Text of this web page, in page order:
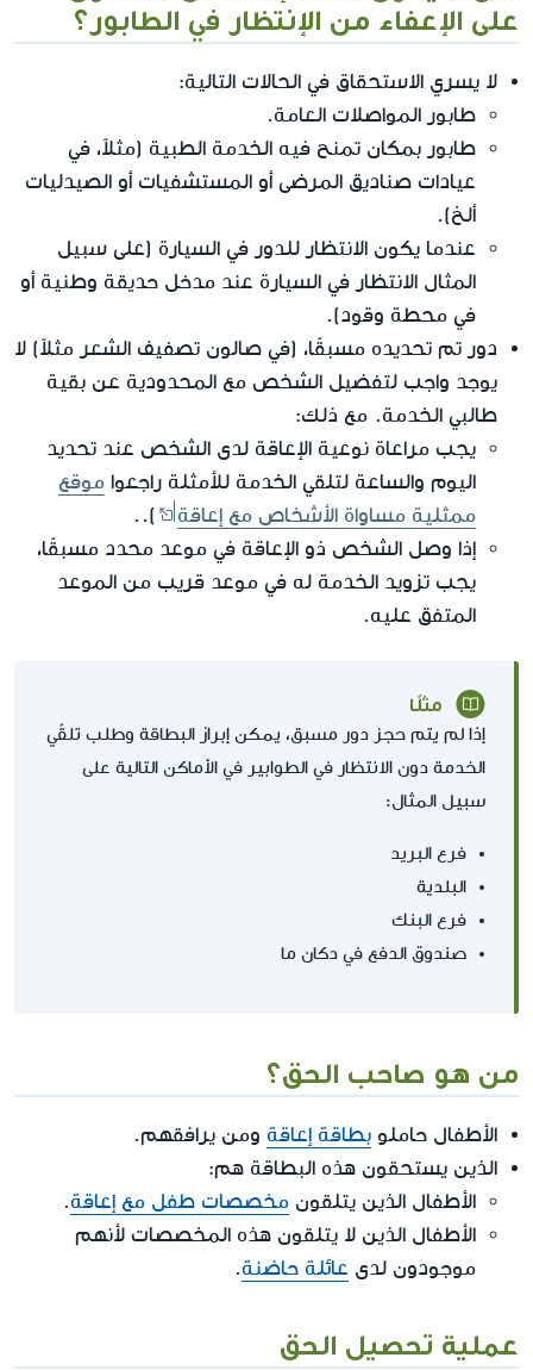
على الإعفاء من الإنتظار في الطابور؟
لا يسري الاستحقاق في الحالات التالية:
طابور المواصلات العامة.
طابور بمكان تمنح فيه الخدمة الطبية (مثلاً، في
عيادات صناديق المرضى أو المستشفيات أو الصيدليات
ألخ).
عندما يكون الانتظار للدور في السيارة (على سبيل
المثال الانتظار في السيارة عند مدخل حديقة وطنية أو
في محطة وقود).
دور تم تحديده مسبقًا، (في صالون تصفيف الشعر مثلاً) لا
يوجد واجب لتفضيل الشخص مع المحدودية عن بقية
طالبي الخدمة. مع ذلك:
يجب مراعاة نوعية الإعاقة لدى الشخص عند تحديد
اليوم والساعة لتلقي الخدمة للأمثلة راجعوا موقع
ممثلية مساواة الأشخاص مع إعاقة
)..
إذا وصل الشخص ذو الإعاقة في موعد محدد مسبقًا،
يجب تزويد الخدمة له في موعد قريب من الموعد
المتفق عليه.
مثلًا
إذا لم يتم حجز دور مسبق، يمكن إبراز البطاقة وطلب تلقّي
الخدمة دون الانتظار في الطوابير في الأماكن التالية على
سبيل المثال:
فرع البريد
البلدية
فرع البنك
صندوق الدفع في دكان ما
من هو صاحب الحق؟
الأطفال حاملو بطاقة إعاقة ومن يرافقهم.
الذين يستحقون هذه البطاقة هم:
الأطفال الذين يتلقون مخصصات طفل مع إعاقة.
الأطفال الذين لا يتلقون هذه المخصصات لأنهم
موجودون لدى عائلة حاضنة.
عملية تحصيل الحق